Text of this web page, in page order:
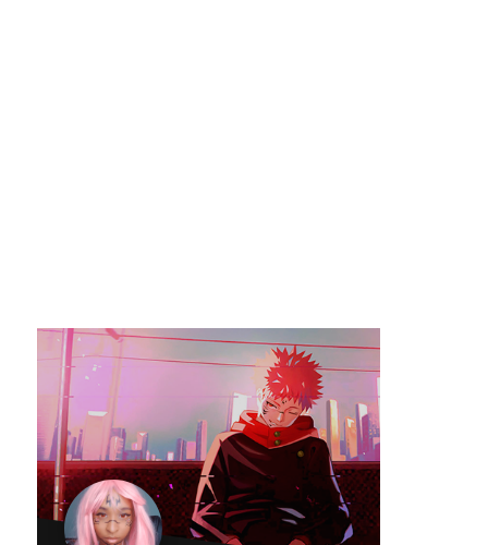
.view .mask,.view .content {
   width: 300px;
   height: 200px;
   position: absolute;
   overflow: hidden;
   top: 0;
   left: 0;